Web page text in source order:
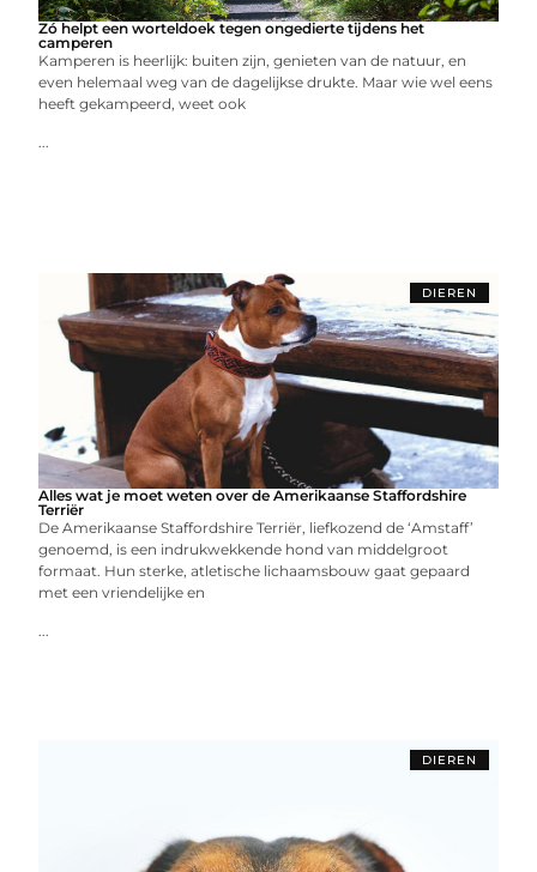
Zó helpt een worteldoek tegen ongedierte tijdens het
camperen
Kamperen is heerlijk: buiten zijn, genieten van de natuur, en
even helemaal weg van de dagelijkse drukte. Maar wie wel eens
heeft gekampeerd, weet ook
...
DIEREN
Alles wat je moet weten over de Amerikaanse Staffordshire
Terriër
De Amerikaanse Staffordshire Terriër, liefkozend de ‘Amstaff’
genoemd, is een indrukwekkende hond van middelgroot
formaat. Hun sterke, atletische lichaamsbouw gaat gepaard
met een vriendelijke en
...
DIEREN